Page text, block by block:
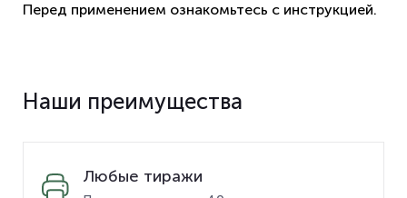
Перед применением ознакомьтесь с инструкцией.
Наши преимущества
Любые тиражи